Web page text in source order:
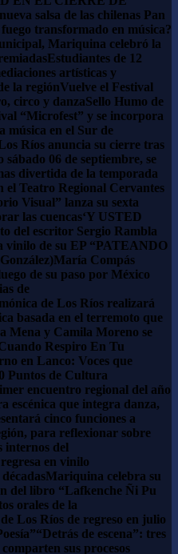
salsa de las chilenas Pan
fuego transformado en música?
Mariquina celebró la
Estudiantes de 12
artísticas y
la regiónVuelve el Festival
circo y danzaSello Humo de
“Microfest” y se incorpora
música en el Sur de
Ríos anuncia su cierre tras
sábado 06 de septiembre, se
divertida de la temporada
el Teatro Regional Cervantes
Visual” lanza su sexta
las cuencas‘Y USTED
del escritor Sergio Rambla
de su EP “PATEANDO
María Compás
de su paso por México
de
de Los Ríos realizará
basada en el terremoto que
Mena y Camila Moreno se
Respiro En Tu
en Lanco: Voces que
Puntos de Cultura
encuentro regional del año
escénica que integra danza,
cinco funciones a
para reflexionar sobre
internos del
en vinilo
Mariquina celebra su
del libro “Lafkenche Ñi Pu
orales de la
Los Ríos de regreso en julio
“Detrás de escena”: tres
sus procesos